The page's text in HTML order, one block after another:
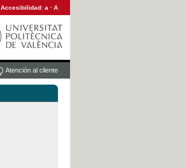
Accesibilidad: a · A
Atención al cliente